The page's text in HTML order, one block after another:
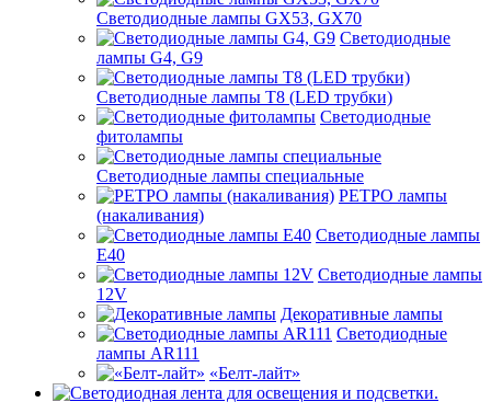
Светодиодные лампы GX53, GX70
Светодиодные
лампы G4, G9
Светодиодные лампы Т8 (LED трубки)
Светодиодные
фитолампы
Светодиодные лампы специальные
РЕТРО лампы
(накаливания)
Светодиодные лампы
E40
Светодиодные лампы
12V
Декоративные лампы
Светодиодные
лампы AR111
«Белт-лайт»